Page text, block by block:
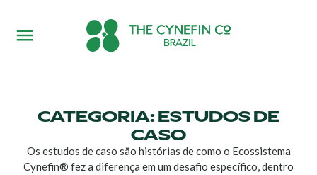
CATEGORIA: ESTUDOS DE
CASO
Os estudos de caso são histórias de como o Ecossistema
Cynefin® fez a diferença em um desafio específico, dentro